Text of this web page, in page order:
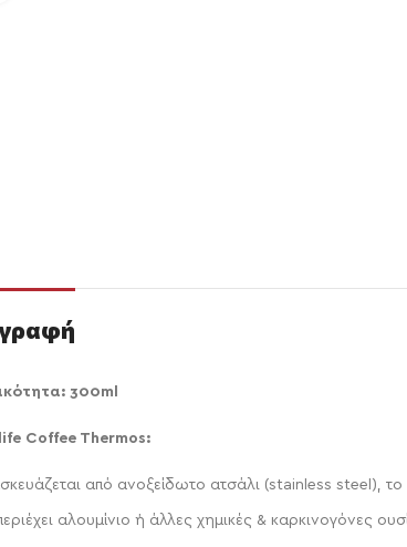
300ml
Coffee Thermos:
από ανοξείδωτο ατσάλι (stainless steel),
αλουμίνιο ή άλλες χημικές & καρκινογόνες